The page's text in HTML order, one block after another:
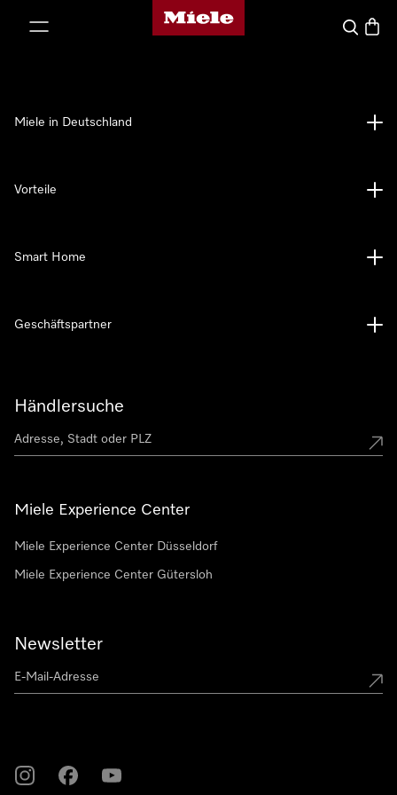
Miele-Homepage
Suche
Händlersuche
Miele Experience Center
Miele Experience Center Düsseldorf
Miele Experience Center Gütersloh
Newsletter
Miele in Deutschland
Vorteile
Smart Home
Geschäftspartner